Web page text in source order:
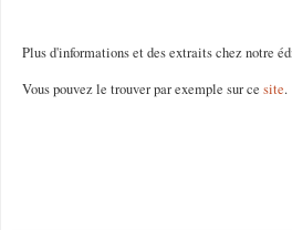
Plus d'informations et des extraits chez notre
Vous pouvez le trouver par exemple sur ce site.